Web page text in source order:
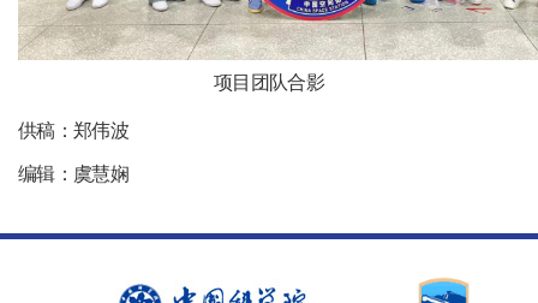
项目团队合影
供稿：郑伟波
编辑：虞慧娴